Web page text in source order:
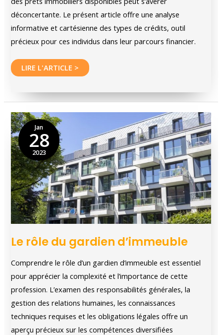
déconcertante. Le présent article offre une analyse
informative et cartésienne des types de crédits, outil
précieux pour ces individus dans leur parcours financier.
Comprendre
différents
de
prêts
immobiliers
LIRE L'ARTICLE >
Jan
28
2023
Le rôle du gardien d’immeuble
Comprendre le rôle d’un gardien d’immeuble est essentiel
pour apprécier la complexité et l’importance de cette
profession. L’examen des responsabilités générales, la
gestion des relations humaines, les connaissances
techniques requises et les obligations légales offre un
aperçu précieux sur les compétences diversifiées